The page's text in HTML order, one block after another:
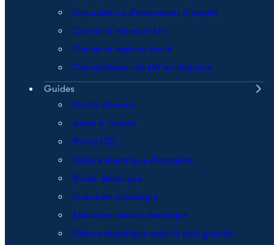
Calculatrice d’économies d’impôts
Convertir miles en km
Convertir mph en km/h
Convertisseur de kW en chevaux
Guides
Guide d’achat
Aides à l’achat
Prime CEE
Voiture électrique d’occasion
Break électrique
Cabriolet électrique
Meilleure voiture électrique
Voiture électrique avec la plus grande